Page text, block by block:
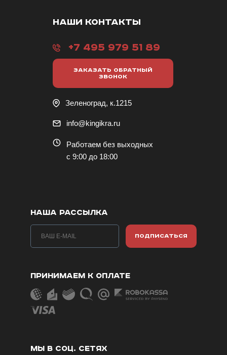
НАШИ КОНТАКТЫ
+7 495 979 51 89
ЗАКАЗАТЬ ОБРАТНЫЙ
ЗВОНОК
Зеленоград, к.1215
info@kingikra.ru
Работаем без выходных
с 9:00 до 18:00
НАША РАССЫЛКА
ПОДПИСАТЬСЯ
ПРИНИМАЕМ К ОПЛАТЕ
МЫ В СОЦ. СЕТЯХ